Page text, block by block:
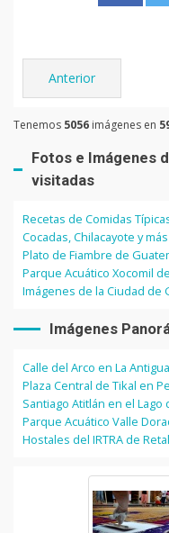
Anterior
Tenemos 5056 imágenes en
Fotos e Imágenes
visitadas
Recetas de Comidas
Cocadas, Chilacayote y
Plato de Fiambre de
Parque Acuático Xocomil
Imágenes de la Ciudad de
Imágenes
Calle del Arco en La
Plaza Central de Tikal en
Santiago Atitlán en el Lago
Parque Acuático Valle
Hostales del IRTRA de